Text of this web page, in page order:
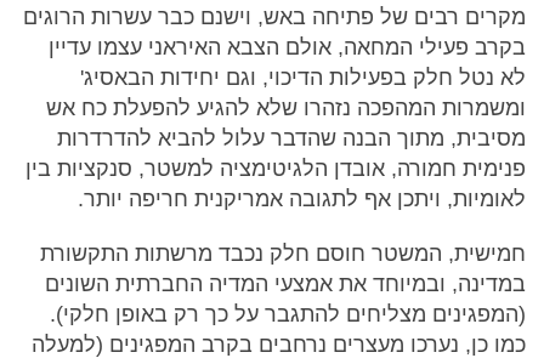
מקרים רבים של פתיחה באש, וישנם כבר עשרות הרוגים
בקרב פעילי המחאה, אולם הצבא האיראני עצמו עדיין
לא נטל חלק בפעילות הדיכוי, וגם יחידות הבאסיג'
ומשמרות המהפכה נזהרו שלא להגיע להפעלת כח אש
מסיבית, מתוך הבנה שהדבר עלול להביא להדרדרות
פנימית חמורה, אובדן הלגיטימציה למשטר, סנקציות בין
לאומיות, ויתכן אף לתגובה אמריקנית חריפה יותר.
חמישית, המשטר חוסם חלק נכבד מרשתות התקשורת
במדינה, ובמיוחד את אמצעי המדיה החברתית השונים
(המפגינים מצליחים להתגבר על כך רק באופן חלקי).
כמו כן, נערכו מעצרים נרחבים בקרב המפגינים (למעלה